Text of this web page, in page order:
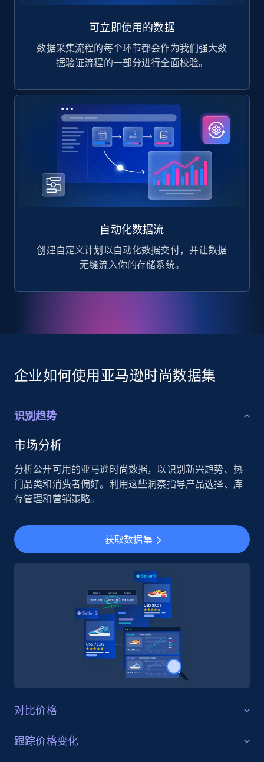
可立即使用的数据
数据采集流程的每个环节都会作为我们强大数
据验证流程的一部分进行全面校验。
自动化数据流
创建自定义计划以自动化数据交付，并让数据
无缝流入你的存储系统。
企业如何使用亚马逊时尚数据集
识别趋势
市场分析
分析公开可用的亚马逊时尚数据，以识别新兴趋势、热
门品类和消费者偏好。利用这些洞察指导产品选择、库
存管理和营销策略。
获取数据集
对比价格
竞争基准
跟踪价格变化